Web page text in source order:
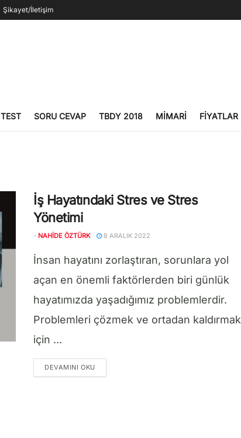
Şikayet/İletişim
TEST SORU CEVAP TBDY 2018 MIMARI FIYATLAR
İş Hayatındaki Stres ve Stres
Yönetimi
- NAHIDE ÖZTÜRK 8 ARALIK 2022
İnsan hayatını zorlaştıran, sorunlara yol
açan en önemli faktörlerden biri günlük
hayatımızda yaşadığımız problemlerdir.
Problemleri çözmek ve ortadan kaldırmak
için ...
DEVAMINI OKUDETAILS